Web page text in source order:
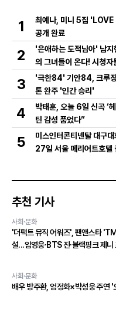
1
최예나, 미니 5집
공개 완료
2
'은애하는 도적님아' 남
의 그녀들이 온다! 시청자
의 활약은?
3
'극한84' 기안84, 크루
톤 완주 '인간 승리'
4
박태훈, 오늘 6일 신곡 ‘
틴 감성 품었다”
5
미스인터콘티넨탈 대구
27일 서울 메리어트호텔
추천 기사
사회·문화
'더팩트 뮤직 어워즈', 팬앤스타
설...임영웅∙BTS 진∙블랙핑크 제니
사회·문화
배우 방주환, 엄정화×박성웅 주연